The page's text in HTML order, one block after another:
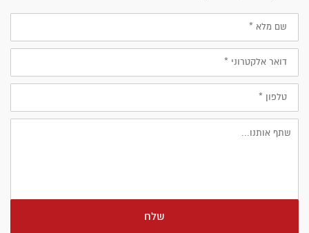
שם
מלא
דוא״ל
טלפון
שלח